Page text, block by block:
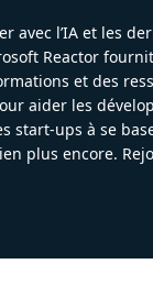
avec l’IA et les
Reactor
et des
aider les
start-ups à se
plus encore.